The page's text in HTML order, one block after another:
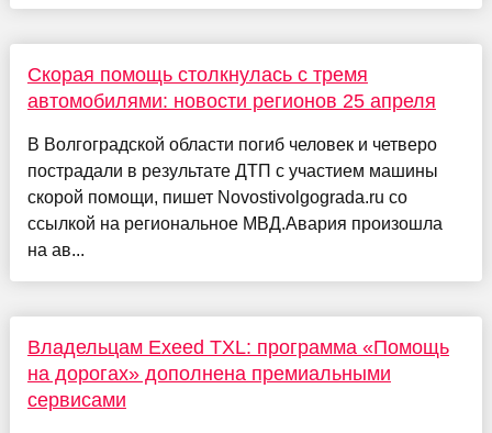
Скорая помощь столкнулась с тремя
автомобилями: новости регионов 25 апреля
В Волгоградской области погиб человек и четверо
пострадали в результате ДТП с участием машины
скорой помощи, пишет Novostivolgograda.ru со
ссылкой на региональное МВД.Авария произошла
на ав...
Владельцам Exeed TXL: программа «Помощь
на дорогах» дополнена премиальными
сервисами